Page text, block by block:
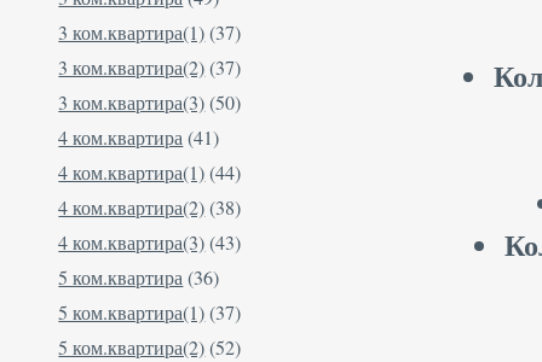
3 ком.квартира(1)(37)
3 ком.квартира(2)(37)
3 ком.квартира(3)(50)
4 ком.квартира (41)
4 ком.квартира(1)(44)
4 ком.квартира(2)(38)
4 ком.квартира(3)(43)
5 ком.квартира (36)
5 ком.квартира(1)(37)
5 ком.квартира(2)(52)